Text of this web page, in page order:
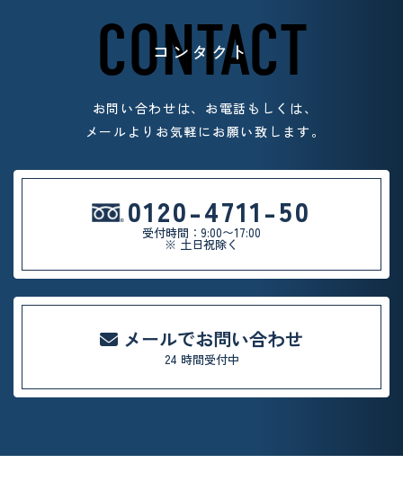
CONTACT
コンタクト
お問い合わせは、お電話もしくは、
メールよりお気軽 にお願い致します。
0120-4711-50
受付時間：9:00〜17:00
※ 土日祝除く
メールでお問い合わせ
24 時間受付中